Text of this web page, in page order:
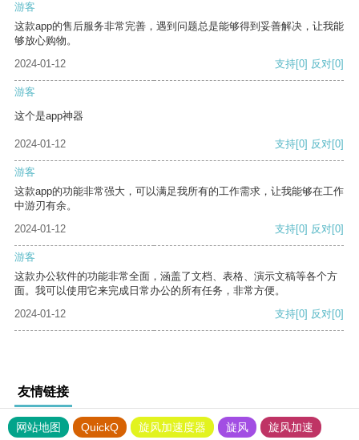
游客
这款app的售后服务非常完善，遇到问题总是能够得到妥善解决，让我能
够放心购物。
2024-01-12
支持[0] 反对[0]
游客
这个是app神器
2024-01-12 支持[0] 反对[0]
游客
这款app的功能非常强大，可以满足我所有的工作需求，让我能够在工作
中游刃有余。
2024-01-12
支持[0] 反对[0]
游客
这款办公软件的功能非常全面，涵盖了文档、表格、演示文稿等各个方
面。我可以使用它来完成日常办公的所有任务，非常方便。
2024-01-12
支持[0] 反对[0]
友情链接
网站地图 QuickQ 旋风加速度器 旋风 旋风加速